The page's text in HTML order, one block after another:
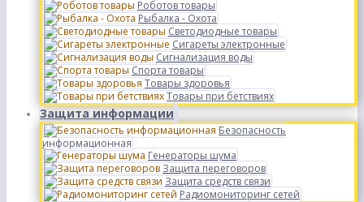
Роботов товары
Рыбалка - Охота
Светодиодные товары
Сигареты электронные
Сигнализация воды
Спорта товары
Товары здоровья
Товары при бетствиях
Защита информации
Безопасность
информационная
Генераторы шума
Защита переговоров
Защита средств связи
Радиомониторинг сетей